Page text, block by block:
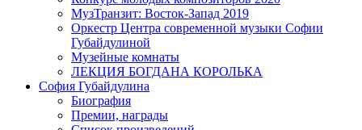
МузТранзит: Восток-Запад 2019
Оркестр Центра современной музыки Софии
Губайдулиной
Музейные комнаты
ЛЕКЦИЯ БОГДАНА КОРОЛЬКА
София Губайдулина
Биография
Премии, награды